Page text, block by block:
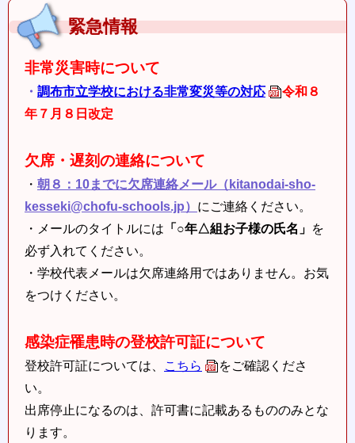
緊急情報
非常災害時について
・ 調布市立学校における非常変災等の対応
令和８
年７月８日改定
欠席・遅刻の連絡について
・ 朝８：10までに欠席連絡メール（kitanodai-sho-
kesseki@chofu-schools.jp） にご連絡ください。
・メールのタイトルには 「○年△組お子様の氏名」 を
必ず入れてください。
・学校代表メールは欠席連絡用ではありません。お気
をつけください。
感染症罹患時の登校許可証について
登校許可証については、 こちら
をご確認くださ
い。
出席停止になるのは、許可書に記載あるもののみとな
ります。